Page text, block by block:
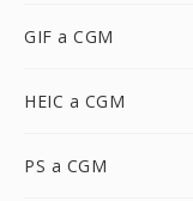
GIF a CGM
HEIC a CGM
PS a CGM